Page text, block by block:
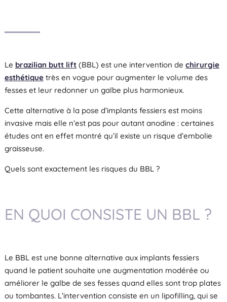
Le brazilian butt lift(BBL) est une intervention de chirurgie
esthétiquetrès en vogue pour augmenter le volume des
fesses et leur redonner un galbe plus harmonieux.
Cette alternative à la pose d’implants fessiers est moins
invasive mais elle n’est pas pour autant anodine : certaines
études ont en effet montré qu’il existe un risque d’embolie
graisseuse.
Quels sont exactement les risques du BBL ?
EN QUOI CONSISTE UN BBL ?
Le BBL est une bonne alternative aux implants fessiers
quand le patient souhaite une augmentation modérée ou
améliorer le galbe de ses fesses quand elles sont trop plates
ou tombantes. L’intervention consiste en un lipofilling, qui se